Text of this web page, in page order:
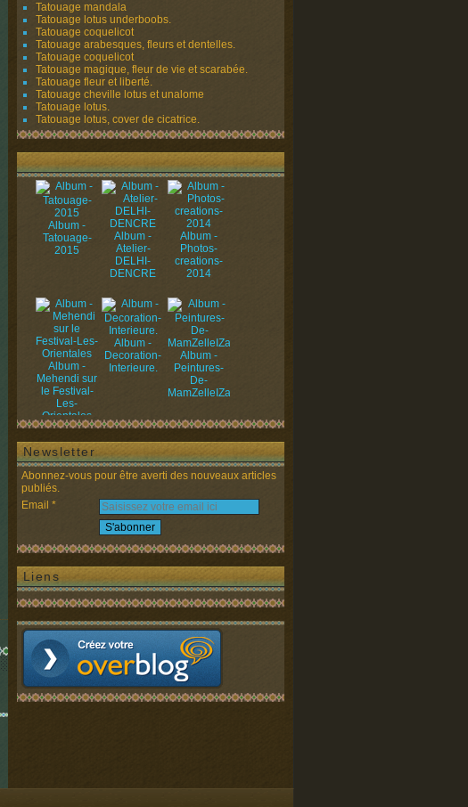
Tatouage mandala
Tatouage lotus underboobs.
Tatouage coquelicot
Tatouage arabesques, fleurs et dentelles.
Tatouage coquelicot
Tatouage magique, fleur de vie et scarabée.
Tatouage fleur et liberté.
Tatouage cheville lotus et unalome
Tatouage lotus.
Tatouage lotus, cover de cicatrice.
Album -
Tatouage-
2015
Album -
Atelier-
DELHI-
DENCRE
Album -
Photos-
creations-
2014
Album -
Mehendi sur
le Festival-
Les-
Orientales
Album -
Decoration-
Interieure.
Album -
Peintures-
De-
MamZelleIZa
Newsletter
Abonnez-vous pour être averti des nouveaux articles
publiés.
Email
Liens